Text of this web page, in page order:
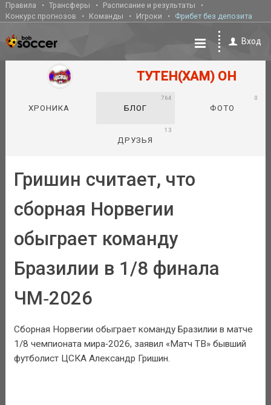
Правила Трансферы
Расписание и результаты
Конкурс прогнозов
Команды Игроки Фрибет без депозита
Вход
ТУТЕН(ХАМ) ОН
ХРОНИКА БЛОГ
764
ФОТО
0
ДРУЗЬЯ
13
Гришин считает, что
сборная Норвегии
обыграет команду
Бразилии в 1/8 финала
ЧМ‑2026
Сборная Норвегии обыграет команду Бразилии в матче
1/8 чемпионата мира‑2026, заявил «Матч ТВ» бывший
футболист ЦСКА Александр Гришин.